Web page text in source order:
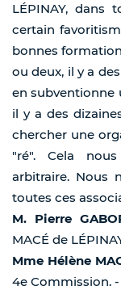
LÉPINAY,
certain
bonnes
ou deux, il y a
en subventionne
il y a des
chercher une
"ré". Cela
arbitraire. Nous
toutes ces
M. Pierre
MACÉ de
Mme Hélène
4e Commission.